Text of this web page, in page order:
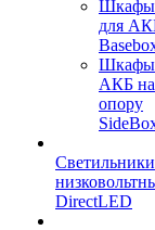
Шкафы
для
Шкафы
АКБ на
опору
Светильники
DirectLED